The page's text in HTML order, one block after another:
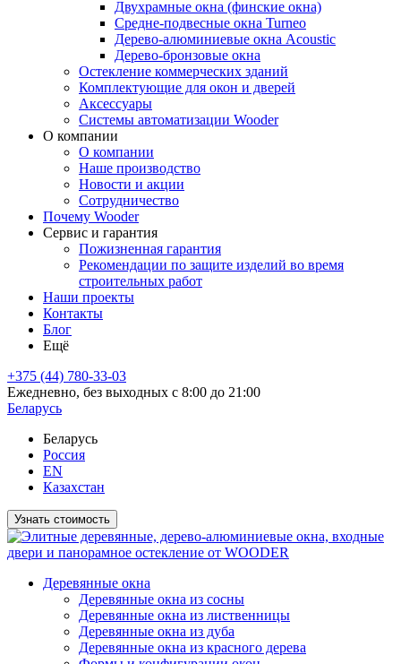
Двухрамные окна (финские окна)
Средне-подвесные окна Turneo
Дерево-алюминиевые окна Acoustic
Дерево-бронзовые окна
Остекление коммерческих зданий
Комплектующие для окон и дверей
Аксессуары
Системы автоматизации Wooder
О компании
О компании
Наше производство
Новости и акции
Сотрудничество
Почему Wooder
Сервис и гарантия
Пожизненная гарантия
Рекомендации по защите изделий во время
строительных работ
Наши проекты
Контакты
Блог
Ещё
+375 (44) 780-33-03
Ежедневно, без выходных с 8:00 до 21:00
Беларусь
Беларусь
Россия
EN
Казахстан
Узнать стоимость
Деревянные окна
Деревянные окна из сосны
Деревянные окна из лиственницы
Деревянные окна из дуба
Деревянные окна из красного дерева